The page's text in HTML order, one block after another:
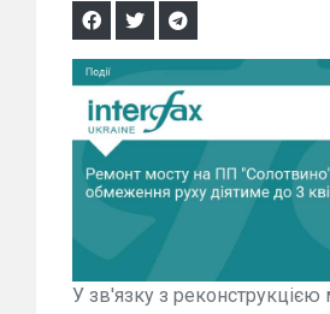
У зв'язку з реконструкцією